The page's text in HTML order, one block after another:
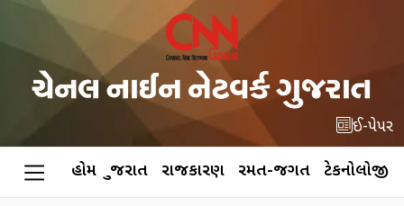
ઈ-પેપર
હોમ ગુજરાત રાજકારણ રમત-જગત ટેકનોલોજી